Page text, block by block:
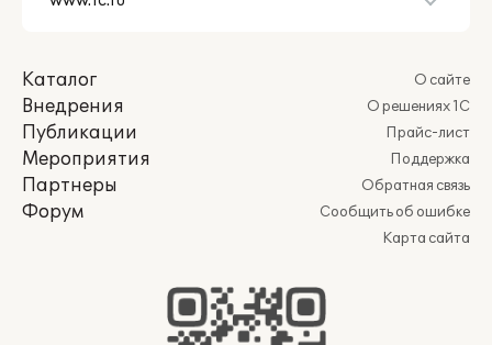
Каталог
Внедрения
Публикации
Мероприятия
Партнеры
Форум
О сайте
О решениях 1С
Прайс-лист
Поддержка
Обратная связь
Сообщить об ошибке
Карта сайта